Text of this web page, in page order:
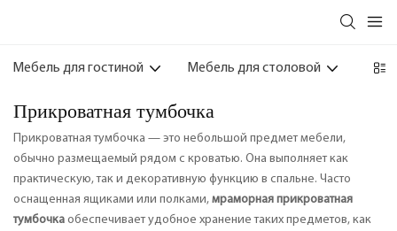
Мебель для гостиной Мебель для столовой
Прикроватная тумбочка
Прикроватная тумбочка — это небольшой предмет мебели,
обычно размещаемый рядом с кроватью. Она выполняет как
практическую, так и декоративную функцию в спальне. Часто
оснащенная ящиками или полками, мраморная прикроватная
тумбочка обеспечивает удобное хранение таких предметов, как